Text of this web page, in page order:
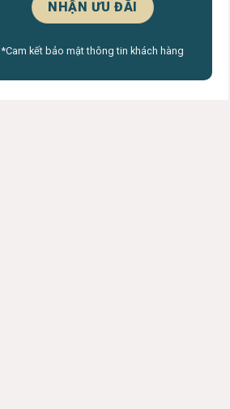
*Cam kết bảo mật thông tin khách hàng